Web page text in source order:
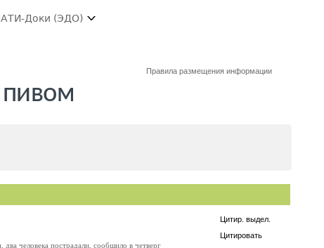
АТИ-Доки (ЭДО)
Правила размещения информации
пивом
Цитир. выдел.
Цитировать
человека пострадали, сообщило в четверг